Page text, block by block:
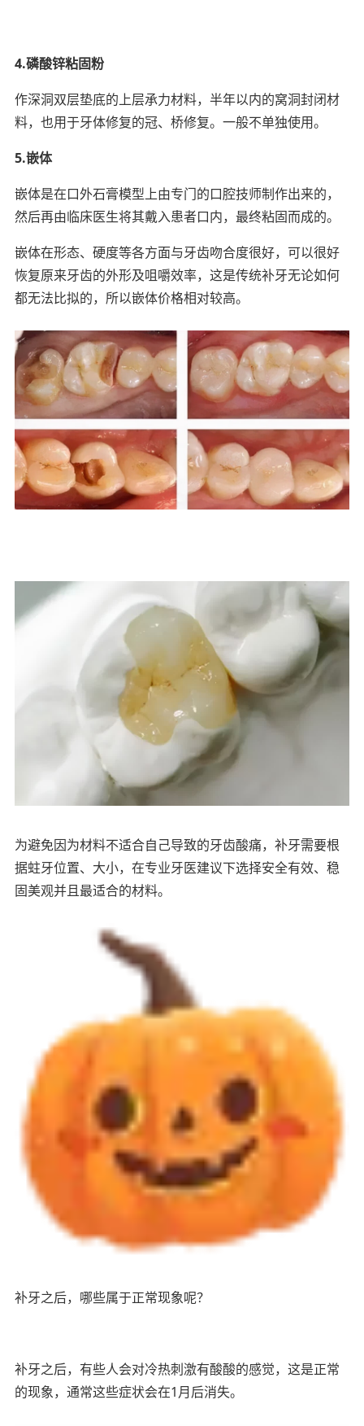
4.磷酸锌粘固粉
作深洞双层垫底的上层承力材料，半年以内的窝洞封闭材
料，也用于牙体修复的冠、桥修复。一般不单独使用。
5.嵌体
嵌体是在口外石膏模型上由专门的口腔技师制作出来的，
然后再由临床医生将其戴入患者口内，最终粘固而成的。
嵌体在形态、硬度等各方面与牙齿吻合度很好，可以很好
恢复原来牙齿的外形及咀嚼效率，这是传统补牙无论如何
都无法比拟的，所以嵌体价格相对较高。
为避免因为材料不适合自己导致的牙齿酸痛，补牙需要根
据蛀牙位置、大小，在专业牙医建议下选择安全有效、稳
固美观并且最适合的材料。
补牙之后，哪些属于正常现象呢？
补牙之后，有些人会对冷热刺激有酸酸的感觉，这是正常
的现象，通常这些症状会在1月后消失。